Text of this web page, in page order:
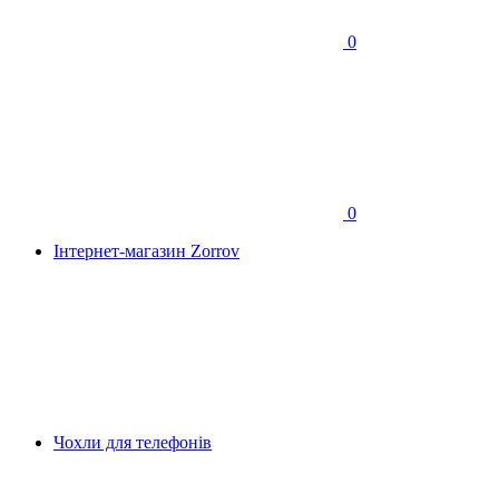
0
0
Інтернет-магазин Zorrov
Чохли для телефонів